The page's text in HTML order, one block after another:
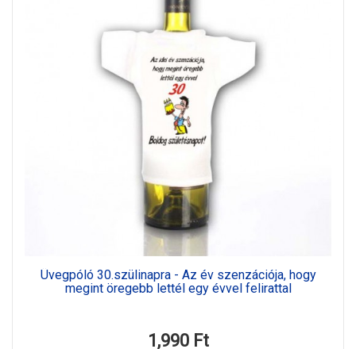
Üvegpóló 30.szülinapra - Az év szenzációja, hogy
megint öregebb lettél egy évvel felirattal
1,990 Ft